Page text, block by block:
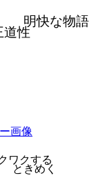
明快な物語
道性
ワクする
ときめく